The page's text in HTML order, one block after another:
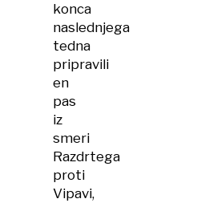
konca
naslednjega
tedna
pripravili
en
pas
iz
smeri
Razdrtega
proti
Vipavi,